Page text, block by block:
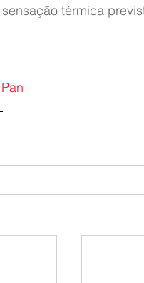
térmica